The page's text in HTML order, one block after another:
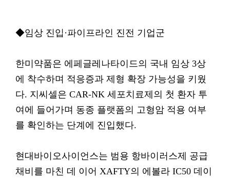
◆임상 진입·파이프라인 진전 기업군
한미약품은 에페글레나타이드의 국내 임상 3상
에 착수하며 적응증과 제형 확장 가능성을 키웠
다. 지씨셀은 CAR-NK 세포치료제의 첫 환자 투
여에 들어가며 동종 플랫폼의 고형암 적용 여부
를 확인하는 단계에 진입했다.
현대바이오사이언스는 범용 항바이러스제 공급
채비를 마친 데 이어 XAFTY의 에볼라 IC50 데이